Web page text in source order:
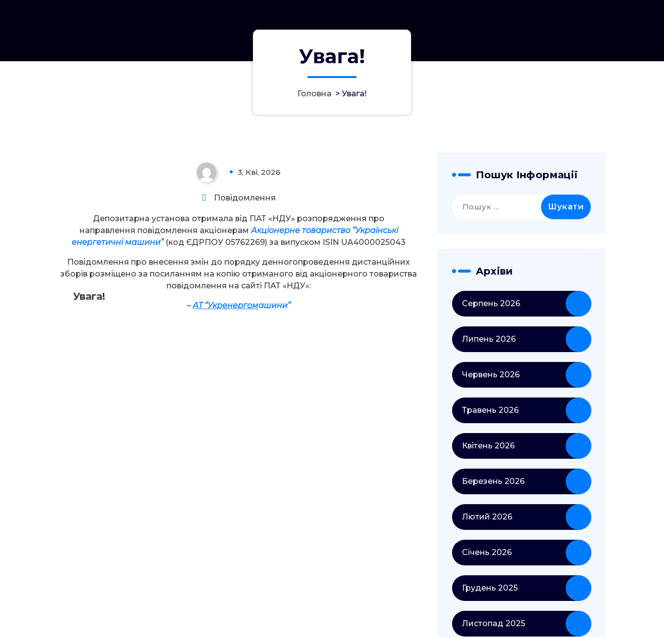
Увага!
Головна > Увага!
3, Кві, 2026
Повідомлення
Увага!
Депозитарна установа отримала від ПАТ «НДУ» розпорядження про
направлення повідомлення акціонерамАкціонерне товариство “Українські
енергетичні машини” (код ЄДРПОУ 05762269) за випуском ISIN UA4000025043
Повідомлення про внесення змін до порядку денногопроведення дистанційних
зборів розміщено за посиланням на копію отриманого від акціонерного товариства
повідомлення на сайті ПАТ «НДУ»:
–АТ “Укренергомашини”
Пошук Інформації
Архіви
Серпень 2026
Липень 2026
Червень 2026
Травень 2026
Квітень 2026
Березень 2026
Лютий 2026
Січень 2026
Грудень 2025
Листопад 2025